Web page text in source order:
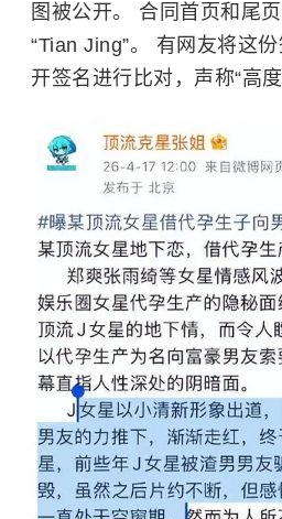
图被公开。 合同首页和尾
“Tian Jing”。 有网友将这
开签名进行比对，声称“高度